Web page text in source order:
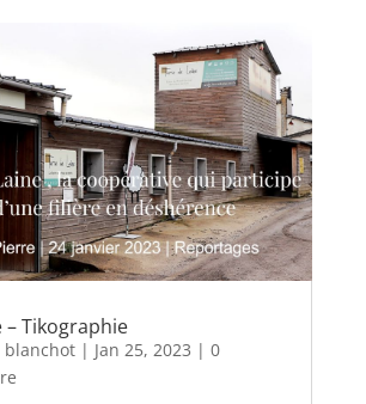
– Tikographie
blanchot| Jan 25, 2023 | 0